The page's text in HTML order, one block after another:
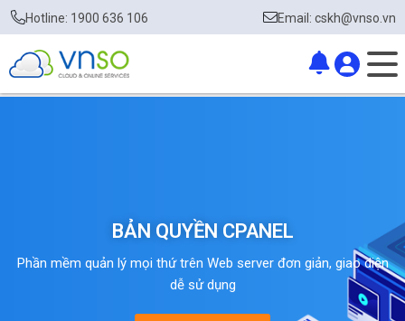
Hotline: 1900 636 106 Email: cskh@vnso.vn
BẢN QUYỀN CPANEL
Phần mềm quản lý mọi thứ trên Web server đơn giản, giao diện
dễ sử dụng